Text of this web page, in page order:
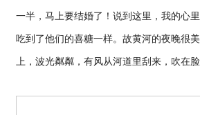
一半，马上要结婚了！说到这里，我的心
吃到了他们的喜糖一样。故黄河的夜晚很
上，波光粼粼，有风从河道里刮来，吹在